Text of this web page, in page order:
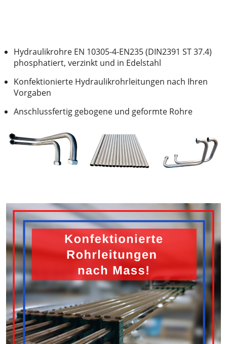
Hydraulikrohre EN 10305-4-EN235 (DIN2391 ST 37.4)
phosphatiert, verzinkt und in Edelstahl
Konfektionierte Hydraulikrohrleitungen nach Ihren
Vorgaben
Anschlussfertig gebogene und geformte Rohre